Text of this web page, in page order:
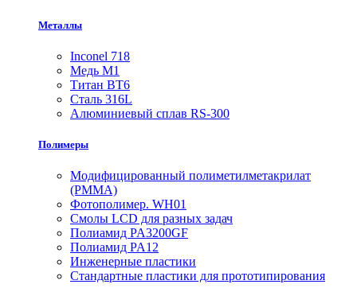
Металлы
Inconel 718
Медь М1
Титан ВТ6
Сталь 316L
Алюминиевый сплав RS-300
Полимеры
Модифицированный полиметилметакрилат
(PMMA)
Фотополимер. WH01
Смолы LCD для разных задач
Полиамид PA3200GF
Полиамид PA12
Инженерные пластики
Стандартные пластики для прототипирования